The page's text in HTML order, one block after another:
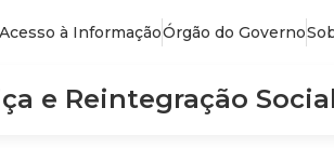
Acesso à InformaçãoÓrgão do Governo
e Reintegração Social